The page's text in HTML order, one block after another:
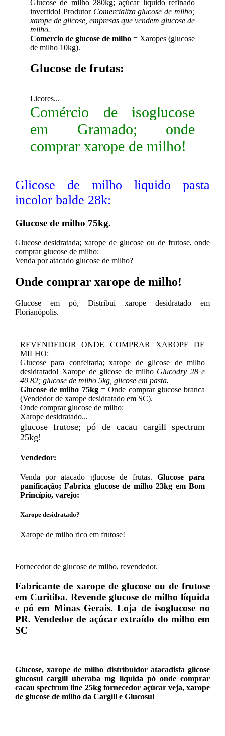
Glucose de milho 280kg; açúcar líquido refinado
invertido! Produtor Comercializa glucose de milho;
xarope de glicose, empresas que vendem glucose de
milho.
Comercio de glucose de milho = Xaropes (glucose
de milho 10kg).
Glucose de frutas:
Licores...
Comércio de isoglucose
em Gramado; onde
comprar xarope de milho!
Glicose de milho liquido pasta
incolor balde 28k:
Glucose de milho 75kg.
Glucose desidratada; xarope de glucose ou de frutose, onde
comprar glucose de milho:
Venda por atacado glucose de milho?
Onde comprar xarope de milho!
Glucose em pó, Distribui xarope desidratado em
Florianópolis.
REVENDEDOR ONDE COMPRAR XAROPE DE
MILHO:
Glucose para confeitaria; xarope de glicose de milho
desidratado! Xarope de glicose de milho Glucodry 28 e
40 82; glucose de milho 5kg, glicose em pasta.
Glucose de milho 75kg= Onde comprar glucose branca
(Vendedor de xarope desidratado em SC).
Onde comprar glucose de milho:
Xarope desidratado...
glucose frutose; pó de cacau cargill spectrum
25kg!
Vendedor:
Venda por atacado glucose de frutas.Glucose para
panificação; Fabrica glucose de milho 23kg em Bom
Princípio, varejo:
Xarope desidratado?
Xarope de milho rico em frutose!
Fornecedor de glucose de milho, revendedor.
Fabricante de xarope de glucose ou de frutose
em Curitiba. Revende glucose de milho líquida
e pó em Minas Gerais. Loja de isoglucose no
PR. Vendedor de açúcar extraído do milho em
SC
Glucose, xarope de milho distribuidor atacadista glicose
glucosul cargill uberaba mg líquida pó onde comprar
cacau spectrum line 25kg fornecedor açúcar veja, xarope
de glucose de milho da Cargill e Glucosul